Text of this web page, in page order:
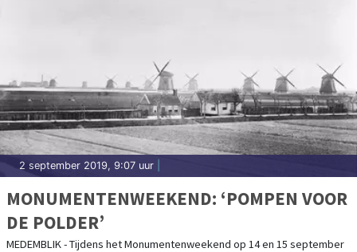
2 september 2019, 9:07 uur
MONUMENTENWEEKEND: ‘POMPEN VOOR
DE POLDER’
MEDEMBLIK - Tijdens het Monumentenweekend op 14 en 15 september